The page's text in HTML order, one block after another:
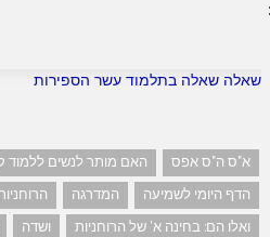
שאלה שאלה בתלמוד עשר הספירות
א"ס ה"ס אפס האם מותר לנשים ללמוד
הדף היומי לשמיעה
המדרגה
ואלו הם: בחינה א' של הרוחניות
ושדה